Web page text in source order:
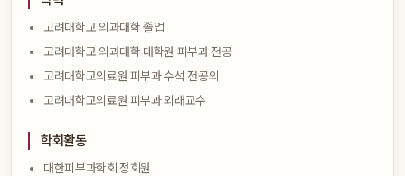
고려대학교 의과대학 졸업
고려대학교 의과대학 대학원 피부과 전공
고려대학교의료원 피부과 수석 전공의
고려대학교의료원 피부과 외래교수
학회활동
대한피부과학회 정회원